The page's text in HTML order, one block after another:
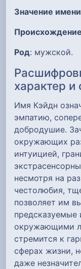
Значение
Происхождение
Род: мужской.
характер и
Имя Кэйдн
эмпатию,
добродушие.
окружающих
интуицией,
несмотря на
честолюбия,
позволяет им
окружающими
стремится к
сферах жизни,
даже